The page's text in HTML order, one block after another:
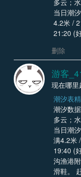
当日潮
4.2米 /
21:20 (
删除
游客
现在哪
潮汐表
潮汐数
多云；
当日潮
满4.2米
19:40 (
沟渔港
滑鞋。